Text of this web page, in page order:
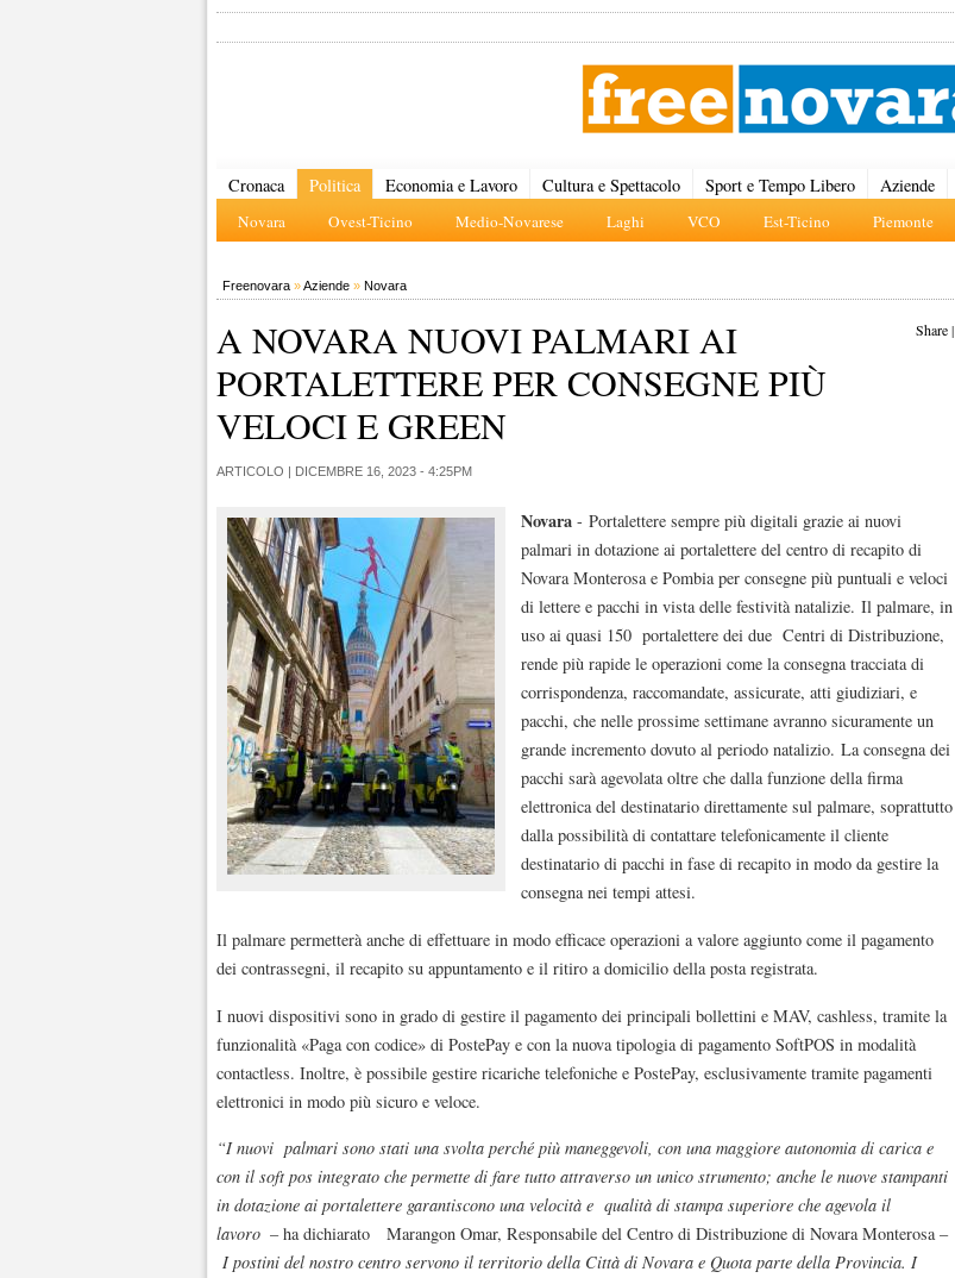
Cronaca Politica
Novara Ovest-Ticino Medio-Novarese Laghi VCO Est-Ticino Piemonte
Economia e Lavoro Cultura e Spettacolo Sport e Tempo Libero Aziende
Freenovara »Aziende » Novara
Share|
A NOVARA NUOVI PALMARI AI
PORTALETTERE PER CONSEGNE PIÙ
VELOCI E GREEN
ARTICOLO | DICEMBRE 16, 2023 - 4:25PM
Novara - Portalettere sempre più digitali grazie ai nuovi
palmari in dotazione ai portalettere del centro di recapito di
Novara Monterosa e Pombia per consegne più puntuali e veloci
di lettere e pacchi in vista delle festività natalizie. Il palmare, in
uso ai quasi 150 portalettere dei due Centri di Distribuzione,
rende più rapide le operazioni come la consegna tracciata di
corrispondenza, raccomandate, assicurate, atti giudiziari, e
pacchi, che nelle prossime settimane avranno sicuramente un
grande incremento dovuto al periodo natalizio. La consegna dei
pacchi sarà agevolata oltre che dalla funzione della firma
elettronica del destinatario direttamente sul palmare, soprattutto
dalla possibilità di contattare telefonicamente il cliente
destinatario di pacchi in fase di recapito in modo da gestire la
consegna nei tempi attesi.
Il palmare permetterà anche di effettuare in modo efficace operazioni a valore aggiunto come il pagamento
dei contrassegni, il recapito su appuntamento e il ritiro a domicilio della posta registrata.
I nuovi dispositivi sono in grado di gestire il pagamento dei principali bollettini e MAV, cashless, tramite la
funzionalità «Paga con codice» di PostePay e con la nuova tipologia di pagamento SoftPOS in modalità
contactless. Inoltre, è possibile gestire ricariche telefoniche e PostePay, esclusivamente tramite pagamenti
elettronici in modo più sicuro e veloce.
“I nuovi palmari sono stati una svolta perché più maneggevoli, con una maggiore autonomia di carica e
con il soft pos integrato che permette di fare tutto attraverso un unico strumento; anche le nuove stampanti
in dotazione ai portalettere garantiscono una velocità e qualità di stampa superiore che agevola il
lavoro – ha dichiarato Marangon Omar, Responsabile del Centro di Distribuzione di Novara Monterosa –
I postini del nostro centro servono il territorio della Città di Novara e Quota parte della Provincia. I